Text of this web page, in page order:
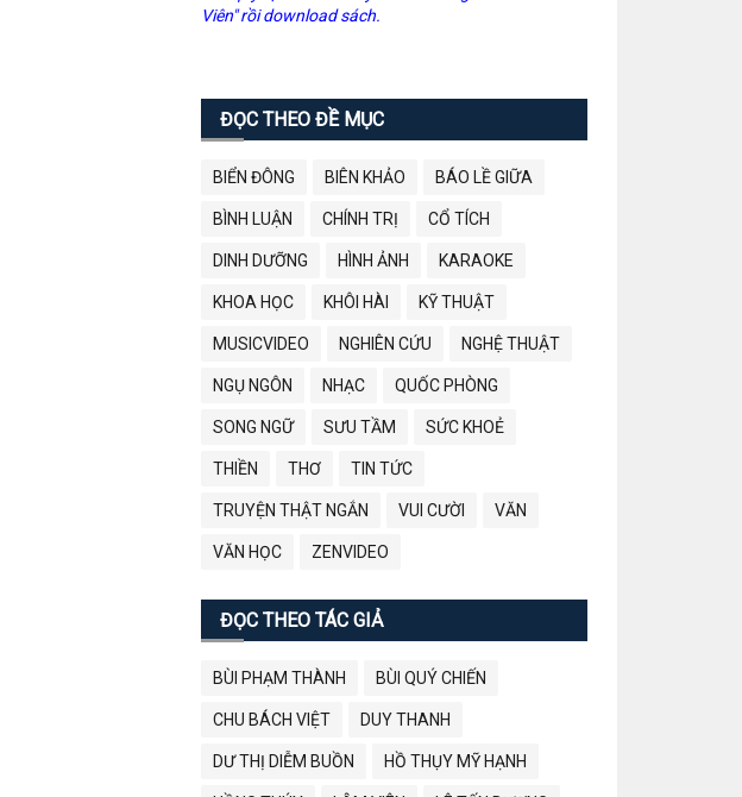
Viên" rồi download sách.
ĐỌC THEO ĐỀ MỤC
BIỂN ĐÔNG BIÊN KHẢO BÁO LỀ GIỮA
BÌNH LUẬN CHÍNH TRỊ CỔ TÍCH
DINH DƯỠNG HÌNH ẢNH KARAOKE
KHOA HỌC KHÔI HÀI KỸ THUẬT
MUSICVIDEO NGHIÊN CỨU NGHỆ THUẬT
NGỤ NGÔN NHẠC QUỐC PHÒNG
SONG NGỮ SƯU TẦM SỨC KHOẺ
THIỀN THƠ TIN TỨC
TRUYỆN THẬT NGẮN VUI CƯỜI VĂN
VĂN HỌC ZENVIDEO
ĐỌC THEO TÁC GIẢ
BÙI PHẠM THÀNH BÙI QUÝ CHIẾN
CHU BÁCH VIỆT DUY THANH
DƯ THỊ DIỄM BUỒN HỒ THỤY MỸ HẠNH